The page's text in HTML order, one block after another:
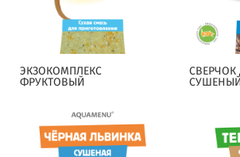
ЭКЗОКОМПЛЕКС
ФРУКТОВЫЙ
СУШЕНЫЙ